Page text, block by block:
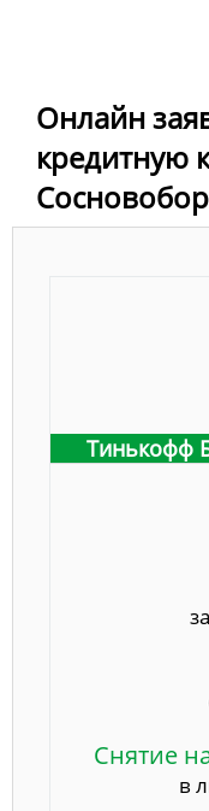
Онлайн
кредитную
Тинькофф
Снятие
в